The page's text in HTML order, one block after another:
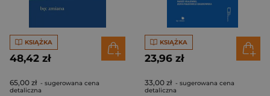
KSIĄŻKA
48,42 zł
65,00 zł - sugerowana cena
detaliczna
KSIĄŻKA
23,96 zł
33,00 zł - sugerowana cena
detaliczna